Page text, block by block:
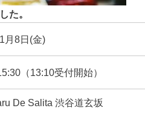
た。
月8日(金)
（13:10受付開始）
De Salita 渋谷道玄坂